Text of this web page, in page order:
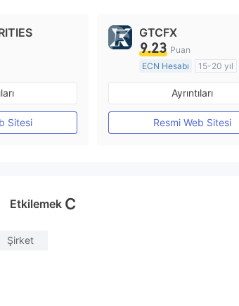
Düzenleyici Ülke/Bölge: Avustralya
(MM)
Sitesi
GTCFX
9.23 Puan
ECN Hesabı
15-20 yıl
Pazar Yapıcılık (MM)
MT4 Tam Lisans
Ayrıntıları
Resmi Web Sitesi
Etkilemek C
Şirket